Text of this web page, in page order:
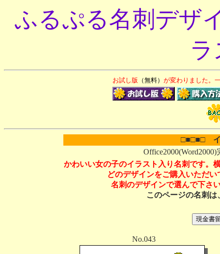
ふるぷる名刺デザ
お試し版 （無料） が変わりました。
□■□■□
かわいい女の子のイラスト入り名刺です。
どのデザインをご購入いただ
名刺のデザインで選んで下さ
このページの名刺
No.043